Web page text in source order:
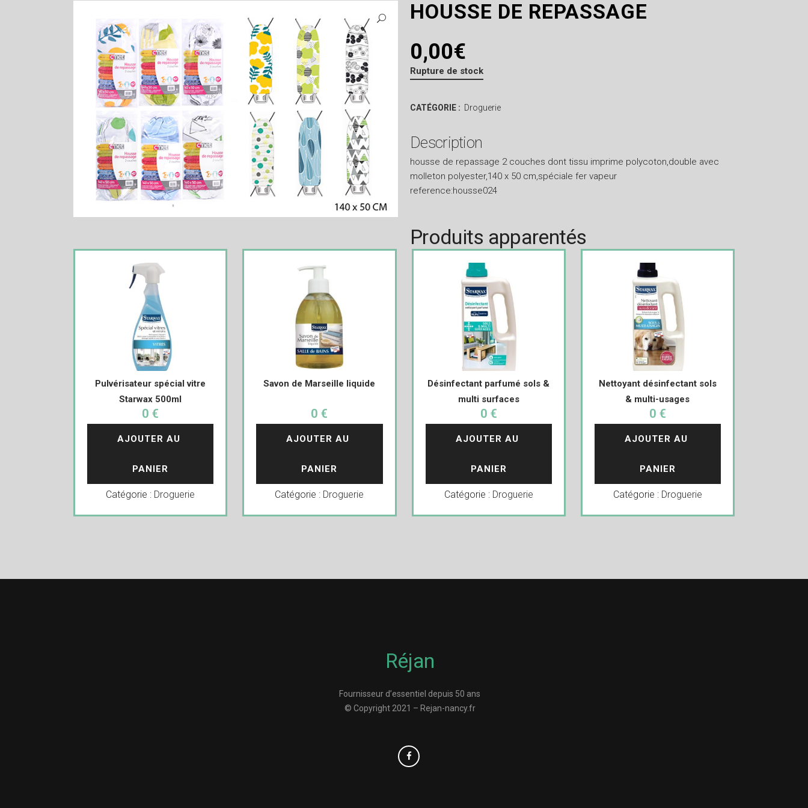
HOUSSE DE REPASSAGE
0,00€
Rupture de stock
CATÉGORIE : Droguerie
Description
housse de repassage 2 couches dont tissu imprime polycoton,double avec
molleton polyester,140 x 50 cm,spéciale fer vapeur
reference:housse024
Produits apparentés
Pulvérisateur spécial vitre
Starwax 500ml
0 €
AJOUTER AU
PANIER
Catégorie : Droguerie
Savon de Marseille liquide
0 €
AJOUTER AU
PANIER
Catégorie : Droguerie
Désinfectant parfumé sols &
multi surfaces
0 €
AJOUTER AU
PANIER
Catégorie : Droguerie
Nettoyant désinfectant sols
& multi-usages
0 €
AJOUTER AU
PANIER
Catégorie : Droguerie
Réjan
Fournisseur d’essentiel depuis 50 ans
© Copyright 2021 – Rejan-nancy.fr